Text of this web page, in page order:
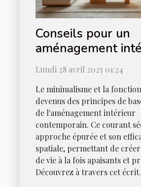
Conseils pour un
aménagement
minimaliste et
Lundi 28 avril 2025 01:24
Le minimalisme et la
devenus des principes de
de l'aménagement intérieur
contemporain. Ce courant
approche épurée et son
spatiale, permettant de créer
de vie à la fois apaisants et
Découvrez à travers cet